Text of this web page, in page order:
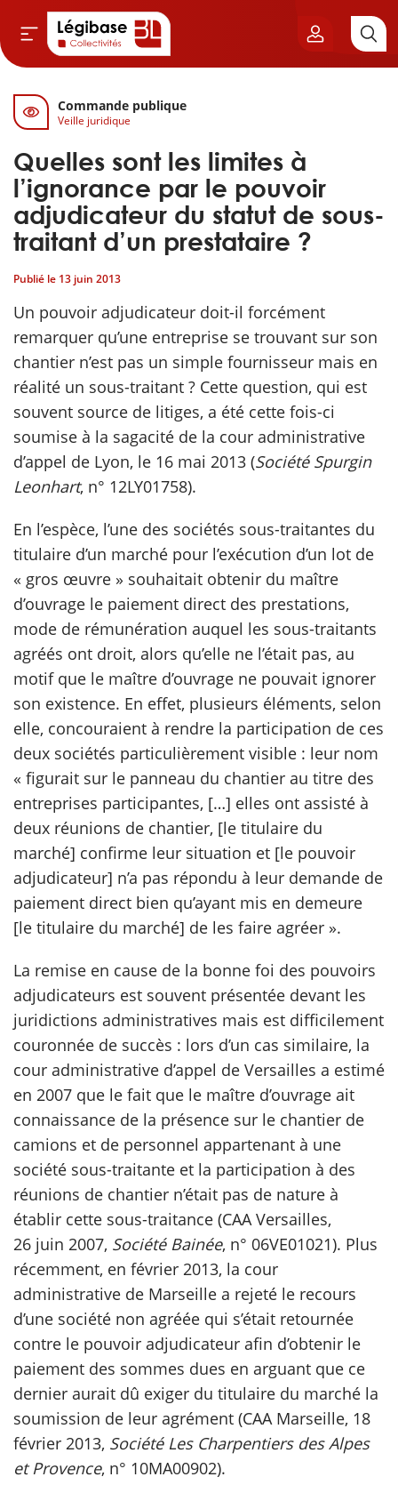
& Cimetières
& Élu local
& Finances locales
publique
Commande publique
Veille juridique
Quelles sont les limites à
l’ignorance par le pouvoir
adjudicateur du statut de sous-
traitant d’un prestataire ?
Publié le 13 juin 2013
Un pouvoir adjudicateur doit-il forcément
remarquer qu’une entreprise se trouvant sur son
chantier n’est pas un simple fournisseur mais en
réalité un sous-traitant ? Cette question, qui est
souvent source de litiges, a été cette fois-ci
soumise à la sagacité de la cour administrative
d’appel de Lyon, le 16 mai 2013 (Société Spurgin
Leonhart, n° 12LY01758).
En l’espèce, l’une des sociétés sous-traitantes du
titulaire d’un marché pour l’exécution d’un lot de
« gros œuvre » souhaitait obtenir du maître
d’ouvrage le paiement direct des prestations,
mode de rémunération auquel les sous-traitants
agréés ont droit, alors qu’elle ne l’était pas, au
motif que le maître d’ouvrage ne pouvait ignorer
son existence. En effet, plusieurs éléments, selon
elle, concouraient à rendre la participation de ces
deux sociétés particulièrement visible : leur nom
« figurait sur le panneau du chantier au titre des
entreprises participantes, […] elles ont assisté à
deux réunions de chantier, [le titulaire du
marché] confirme leur situation et [le pouvoir
adjudicateur] n’a pas répondu à leur demande de
paiement direct bien qu’ayant mis en demeure
[le titulaire du marché] de les faire agréer ».
La remise en cause de la bonne foi des pouvoirs
adjudicateurs est souvent présentée devant les
juridictions administratives mais est difficilement
couronnée de succès : lors d’un cas similaire, la
cour administrative d’appel de Versailles a estimé
en 2007 que le fait que le maître d’ouvrage ait
connaissance de la présence sur le chantier de
camions et de personnel appartenant à une
société sous-traitante et la participation à des
réunions de chantier n’était pas de nature à
établir cette sous-traitance (CAA Versailles,
26 juin 2007, Société Bainée, n° 06VE01021). Plus
récemment, en février 2013, la cour
administrative de Marseille a rejeté le recours
d’une société non agréée qui s’était retournée
contre le pouvoir adjudicateur afin d’obtenir le
paiement des sommes dues en arguant que ce
dernier aurait dû exiger du titulaire du marché la
soumission de leur agrément (CAA Marseille, 18
février 2013, Société Les Charpentiers des Alpes
et Provence, n° 10MA00902).